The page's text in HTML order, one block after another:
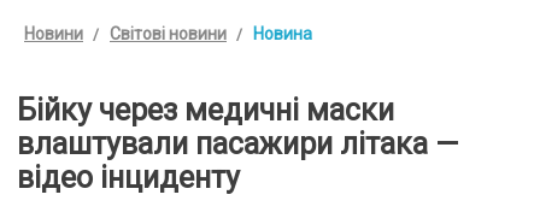
Новини Світові новини Новина
Бійку через медичні маски
влаштували пасажири літака —
відео інциденту